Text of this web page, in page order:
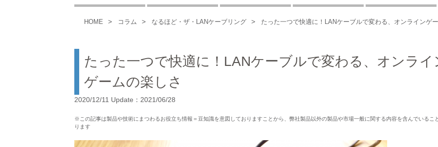
HOME コラム なるほど・ザ・LANケーブリング たった一つで快適に！LANケーブルで変わる、オンラインゲ
たった一つで快適に！LANケーブルで変わる、オンライ
ゲームの楽しさ
2020/12/11 Update：2021/06/28
※この記事は製品や技術にまつわるお役立ち情報＝豆知識を意図しておりますことから、弊社製品以外の製品や市場一般に関する内容を含んでいるこ
ります